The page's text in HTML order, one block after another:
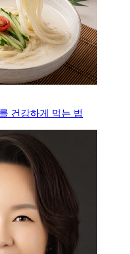
건강하게 먹는 법